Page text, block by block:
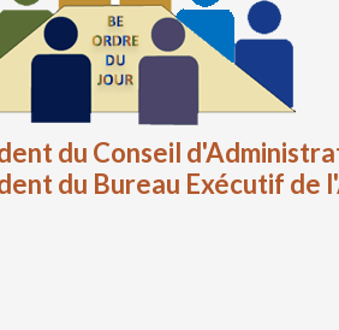
du Conseil
du Bureau Exécutif de